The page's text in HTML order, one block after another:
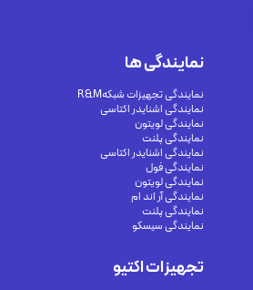
تجهیزات اکتیو
نمایندگی ها
نمایندگی تجهیزات شبکهR&M
نمایندگی اشنایدر اکتاسی
نمایندگی لویتون
نمایندگی پلنت
نمایندگی اشنایدر اکتاسی
نمایندگی فول
نمایندگی لویتون
نمایندگی آر اند ام
نمایندگی پلنت
نمایندگی سیسکو